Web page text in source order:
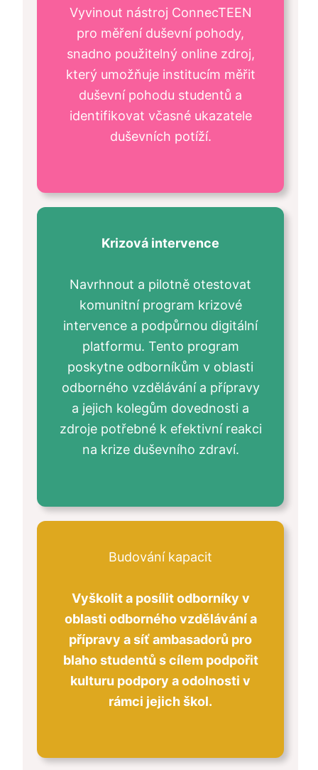
Vyvinout nástroj ConnecTEEN
pro měření duševní pohody,
snadno použitelný online zdroj,
který umožňuje institucím měřit
duševní pohodu studentů a
identifikovat včasné ukazatele
duševních potíží.
Krizová intervence
Navrhnout a pilotně otestovat
komunitní program krizové
intervence a podpůrnou digitální
platformu. Tento program
poskytne odborníkům v oblasti
odborného vzdělávání a přípravy
a jejich kolegům dovednosti a
zdroje potřebné k efektivní reakci
na krize duševního zdraví.
Budování kapacit
Vyškolit a posílit odborníky v
oblasti odborného vzdělávání a
přípravy a síť ambasadorů pro
blaho studentů s cílem podpořit
kulturu podpory a odolnosti v
rámci jejich škol.